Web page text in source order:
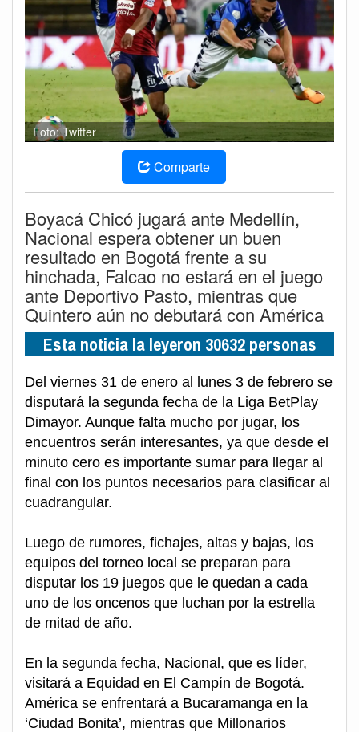
Foto: Twitter
Comparte
Boyacá Chicó jugará ante Medellín,
Nacional espera obtener un buen
resultado en Bogotá frente a su
hinchada, Falcao no estará en el juego
ante Deportivo Pasto, mientras que
Quintero aún no debutará con América
Esta noticia la leyeron 30632 personas
Del viernes 31 de enero al lunes 3 de febrero se
disputará la segunda fecha de la Liga BetPlay
Dimayor. Aunque falta mucho por jugar, los
encuentros serán interesantes, ya que desde el
minuto cero es importante sumar para llegar al
final con los puntos necesarios para clasificar al
cuadrangular.
Luego de rumores, fichajes, altas y bajas, los
equipos del torneo local se preparan para
disputar los 19 juegos que le quedan a cada
uno de los oncenos que luchan por la estrella
de mitad de año.
En la segunda fecha, Nacional, que es líder,
visitará a Equidad en El Campín de Bogotá.
América se enfrentará a Bucaramanga en la
‘Ciudad Bonita’, mientras que Millonarios